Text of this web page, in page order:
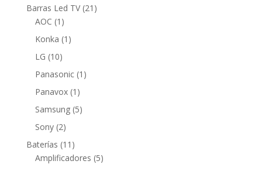
productos
Barras Led TV 21 21
AOC 1 1
producto
Konka 1 1
LG 1010
productos
Panasonic 1 1
Panavox 1 1
producto
Samsung 55
Sony 22
productos
Baterías 11 11
productos
Amplificadores 55